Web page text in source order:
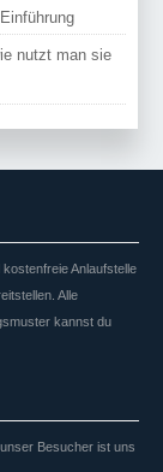
nutzt man sie
Anlaufstelle
Alle
kannst du
Besucher ist uns